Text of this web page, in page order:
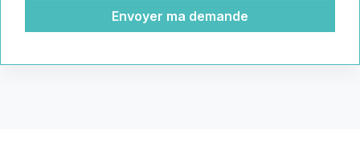
Envoyer ma demande